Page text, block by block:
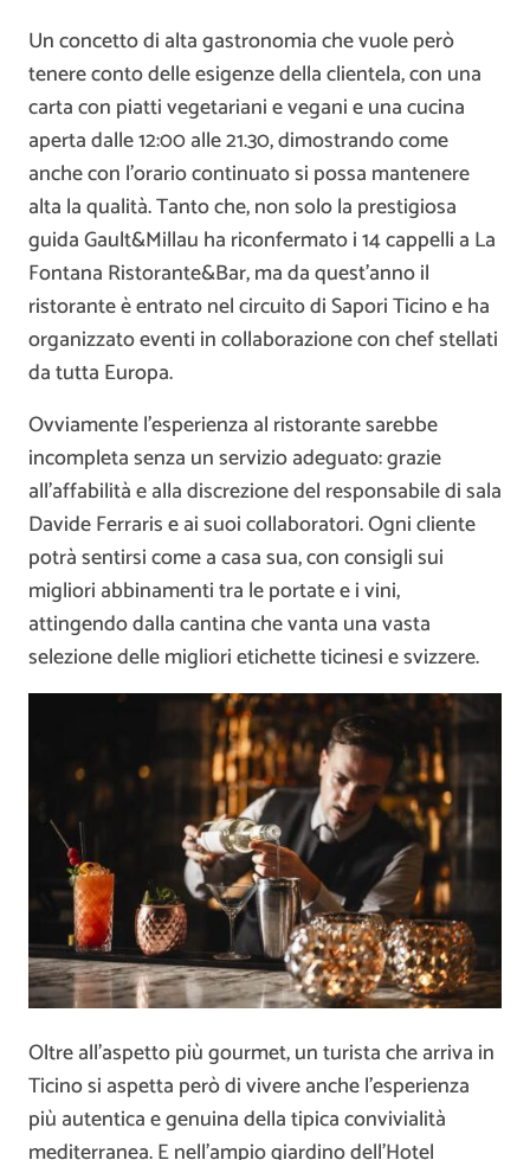
Un concetto di alta gastronomia che vuole però
tenere conto delle esigenze della clientela, con una
carta con piatti vegetariani e vegani e una cucina
aperta dalle 12:00 alle 21.30, dimostrando come
anche con l’orario continuato si possa mantenere
alta la qualità. Tanto che, non solo la prestigiosa
guida Gault&Millau ha riconfermato i 14 cappelli a La
Fontana Ristorante&Bar, ma da quest’anno il
ristorante è entrato nel circuito di Sapori Ticino e ha
organizzato eventi in collaborazione con chef stellati
da tutta Europa.
Ovviamente l’esperienza al ristorante sarebbe
incompleta senza un servizio adeguato: grazie
all’affabilità e alla discrezione del responsabile di sala
Davide Ferraris e ai suoi collaboratori. Ogni cliente
potrà sentirsi come a casa sua, con consigli sui
migliori abbinamenti tra le portate e i vini,
attingendo dalla cantina che vanta una vasta
selezione delle migliori etichette ticinesi e svizzere.
Oltre all’aspetto più gourmet, un turista che arriva in
Ticino si aspetta però di vivere anche l’esperienza
più autentica e genuina della tipica convivialità